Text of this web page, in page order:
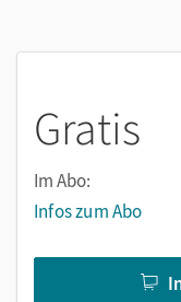
Gratis
Im Abo:
Infos zum Abo